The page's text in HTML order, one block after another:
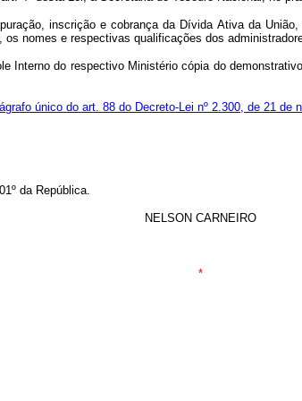
inscrição e cobrança da Dívida Ativa da
nomes e respectivas qualificações dos
Interno do respectivo Ministério cópia do
único do art. 88 do Decreto-Lei nº 2.300, de 21 de
da República.
NELSON CARNEIRO
*